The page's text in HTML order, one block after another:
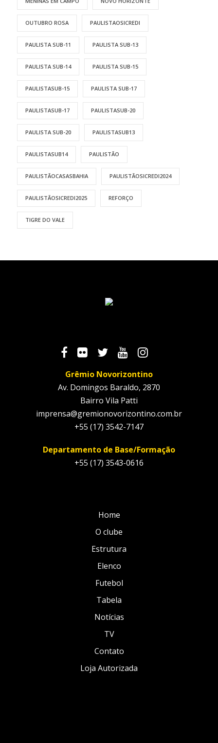
OUTUBRO ROSA PAULISTAOSICREDI
PAULISTA SUB-11 PAULISTA SUB-13
PAULISTA SUB-14 PAULISTA SUB-15
PAULISTASUB-15 PAULISTA SUB-17
PAULISTASUB-17 PAULISTASUB-20
PAULISTA SUB-20 PAULISTASUB13
PAULISTASUB14 PAULISTÃO
PAULISTÃOCASASBAHIA PAULISTÃOSICREDI2024
PAULISTÃOSICREDI2025 REFORÇO
TIGRE DO VALE
Grêmio Novorizontino
Av. Domingos Baraldo, 2870
Bairro Vila Patti
imprensa@gremionovorizontino.com.br
+55 (17) 3542-7147
Departamento de Base/Formação
+55 (17) 3543-0616
Home
O clube
Estrutura
Elenco
Futebol
Tabela
Notícias
TV
Contato
Loja Autorizada